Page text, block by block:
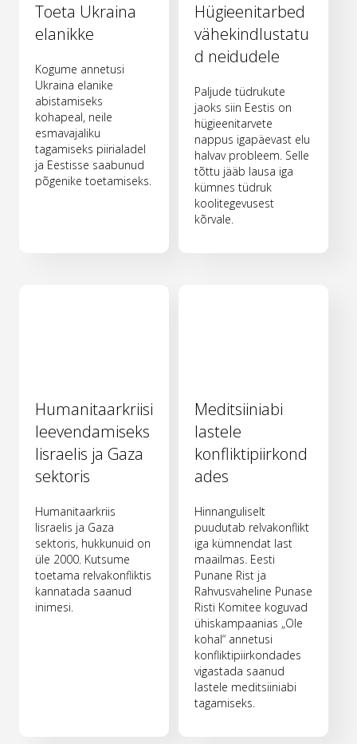
Toeta Ukraina
elanikke
Kogume annetusi
Ukraina elanike
abistamiseks
kohapeal, neile
esmavajaliku
tagamiseks piirialadel
ja Eestisse saabunud
põgenike toetamiseks.
Hügieenitarbed
vähekindlustatu
d neidudele
Paljude tüdrukute
jaoks siin Eestis on
hügieenitarvete
nappus igapäevast elu
halvav probleem. Selle
tõttu jääb lausa iga
kümnes tüdruk
koolitegevusest
kõrvale.
Humanitaarkriisi
leevendamiseks
Iisraelis ja Gaza
sektoris
Humanitaarkriis
Iisraelis ja Gaza
sektoris, hukkunuid on
üle 2000. Kutsume
toetama relvakonfliktis
kannatada saanud
inimesi.
Meditsiiniabi
lastele
konfliktipiirkond
ades
Hinnanguliselt
puudutab relvakonflikt
iga kümnendat last
maailmas. Eesti
Punane Rist ja
Rahvusvaheline Punase
Risti Komitee koguvad
ühiskampaanias „Ole
kohal“ annetusi
konfliktipiirkondades
vigastada saanud
lastele meditsiiniabi
tagamiseks.